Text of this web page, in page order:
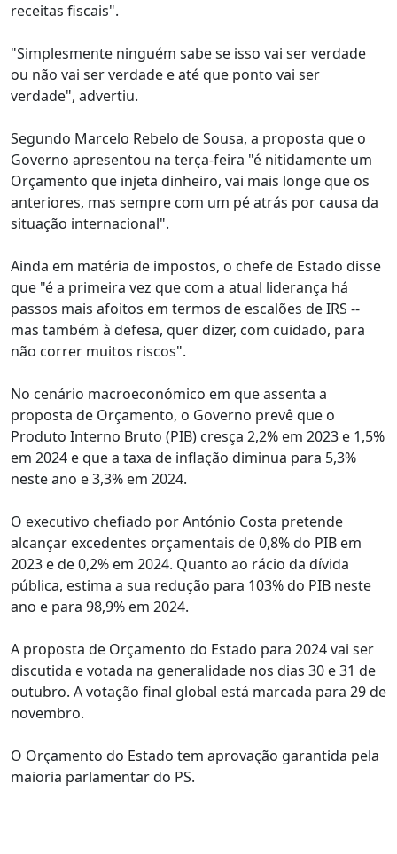
receitas fiscais".
"Simplesmente ninguém sabe se isso vai ser verdade
ou não vai ser verdade e até que ponto vai ser
verdade", advertiu.
Segundo Marcelo Rebelo de Sousa, a proposta que o
Governo apresentou na terça-feira "é nitidamente um
Orçamento que injeta dinheiro, vai mais longe que os
anteriores, mas sempre com um pé atrás por causa da
situação internacional".
Ainda em matéria de impostos, o chefe de Estado disse
que "é a primeira vez que com a atual liderança há
passos mais afoitos em termos de escalões de IRS --
mas também à defesa, quer dizer, com cuidado, para
não correr muitos riscos".
No cenário macroeconómico em que assenta a
proposta de Orçamento, o Governo prevê que o
Produto Interno Bruto (PIB) cresça 2,2% em 2023 e 1,5%
em 2024 e que a taxa de inflação diminua para 5,3%
neste ano e 3,3% em 2024.
O executivo chefiado por António Costa pretende
alcançar excedentes orçamentais de 0,8% do PIB em
2023 e de 0,2% em 2024. Quanto ao rácio da dívida
pública, estima a sua redução para 103% do PIB neste
ano e para 98,9% em 2024.
A proposta de Orçamento do Estado para 2024 vai ser
discutida e votada na generalidade nos dias 30 e 31 de
outubro. A votação final global está marcada para 29 de
novembro.
O Orçamento do Estado tem aprovação garantida pela
maioria parlamentar do PS.